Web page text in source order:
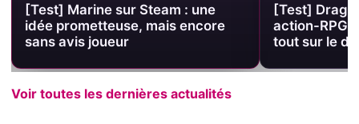
[Test] Marine sur Steam : une
idée prometteuse, mais encore
sans avis joueur
[Test]
action-RPG
tout sur le
Voir toutes les dernières actualités